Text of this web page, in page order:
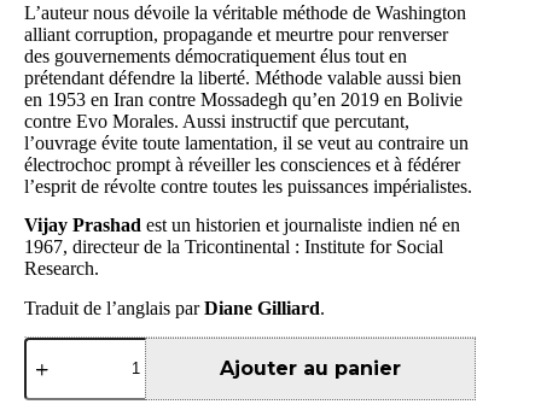
L’auteur nous dévoile la véritable méthode de Washington
alliant corruption, propagande et meurtre pour renverser
des gouvernements démocratiquement élus tout en
prétendant défendre la liberté. Méthode valable aussi bien
en 1953 en Iran contre Mossadegh qu’en 2019 en Bolivie
contre Evo Morales. Aussi instructif que percutant,
l’ouvrage évite toute lamentation, il se veut au contraire un
électrochoc prompt à réveiller les consciences et à fédérer
l’esprit de révolte contre toutes les puissances impérialistes.
Vijay Prashad est un historien et journaliste indien né en
1967, directeur de la Tricontinental : Institute for Social
Research.
Traduit de l’anglais parDiane Gilliard.
quantité
de
Ajouter au panier